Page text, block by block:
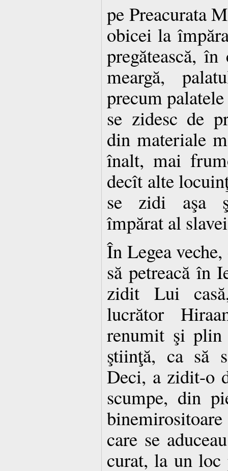
pe Preacurata
obicei la
pregătească,
meargă,
precum
se zidesc de
din materiale
înalt, mai
decît alte
se zidi aşa
împărat al
În Legea
să petreacă în
zidit Lui
lucrător
renumit şi plin
ştiinţă, ca să
Deci, a zidit-o
scumpe, din
care se
curat, la un loc